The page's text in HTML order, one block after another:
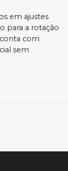
em ajustes
para a rotação
com
sem